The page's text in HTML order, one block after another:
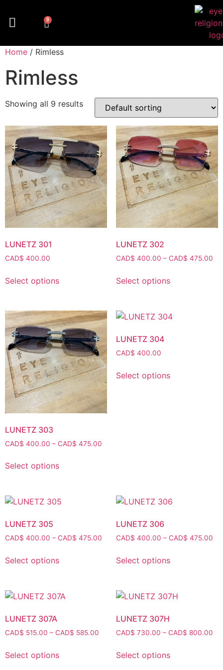
0
Home / Rimless
Rimless
Showing all 9 results
LUNETZ 301
CAD$ 400.00
Select options
LUNETZ 302
CAD$ 400.00 – CAD$ 475.00
Select options
LUNETZ 303
CAD$ 400.00 – CAD$ 475.00
Select options
LUNETZ 304
CAD$ 400.00
Select options
LUNETZ 305
CAD$ 400.00 – CAD$ 475.00
Select options
LUNETZ 306
CAD$ 400.00 – CAD$ 475.00
Select options
LUNETZ 307A
CAD$ 515.00 – CAD$ 585.00
Select options
LUNETZ 307H
CAD$ 730.00 – CAD$ 800.00
Select options